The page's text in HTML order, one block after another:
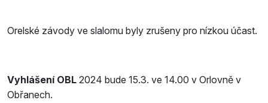
Orelské závody ve slalomu byly zrušeny pro nízkou účast.
Vyhlášení OBL 2024 bude 15.3. ve 14.00 v Orlovně v
Obřanech.